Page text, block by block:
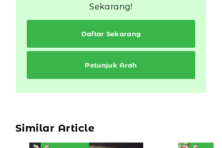
Sekarang!
Daftar Sekarang
Petunjuk Arah
Similar Article